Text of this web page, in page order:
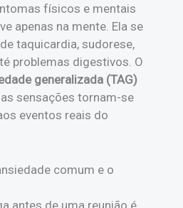
físicos e mentais
apenas na mente. Ela se
taquicardia, sudorese,
problemas digestivos. O
generalizada (TAG)
sensações tornam-se
eventos reais do
comum e o